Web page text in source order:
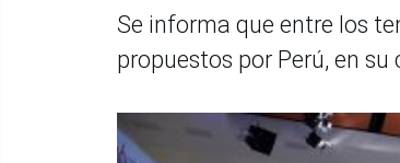
Se informa que entre los
propuestos por Perú, en